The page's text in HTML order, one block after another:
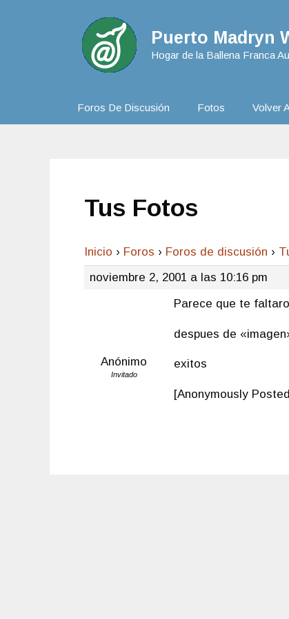
Puerto Madryn
Hogar de la Ballena Franca
Foros De Discusión Fotos Volver
Tus Fotos
Inicio › Foros › Foros de discusión ›
noviembre 2, 2001 a las 10:16 pm
Anónimo
Invitado
Parece que te
despues de
exitos
[Anonymously